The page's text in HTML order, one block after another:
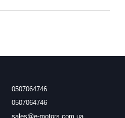
0507064746
0507064746
sales@e-motors.com.ua